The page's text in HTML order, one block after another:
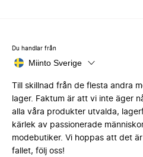
Du handlar från
Miinto Sverige
Till skillnad från de flesta andra
lager. Faktum är att vi inte äger
alla våra produkter utvalda,
kärlek av passionerade
modebutiker. Vi hoppas att det
fallet, följ oss!